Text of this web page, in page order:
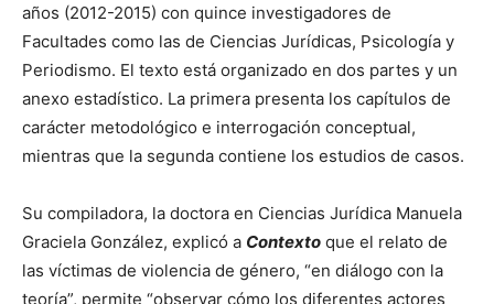
años (2012-2015) con quince investigadores de
Facultades como las de Ciencias Jurídicas, Psicología y
Periodismo. El texto está organizado en dos partes y un
anexo estadístico. La primera presenta los capítulos de
carácter metodológico e interrogación conceptual,
mientras que la segunda contiene los estudios de casos.
Su compiladora, la doctora en Ciencias Jurídica Manuela
Graciela González, explicó a Contexto que el relato de
las víctimas de violencia de género, “en diálogo con la
teoría”, permite “observar cómo los diferentes actores